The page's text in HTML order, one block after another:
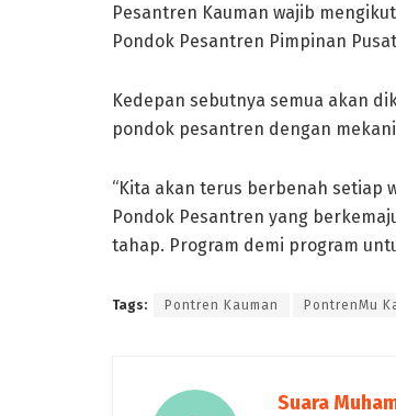
Pesantren Kauman wajib
Pondok Pesantren Pimpinan
Kedepan sebutnya semua akan
pondok pesantren dengan
“Kita akan terus berbenah setiap
Pondok Pesantren yang
tahap. Program demi program
Tags: Pontren Kauman PontrenMu
Suara